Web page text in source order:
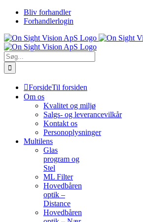
Skip
Bliv forhandler
Forhandlerlogin
Søg
efter:
ForsideTil forsiden
Om os
Kvalitet og miljø
Salgs- og leverancevilkår
Kontakt os
Personoplysninger
Multilens
Glas
program og
Stel
ML Filter
Hovedbåren
optik –
Distance
Hovedbåren